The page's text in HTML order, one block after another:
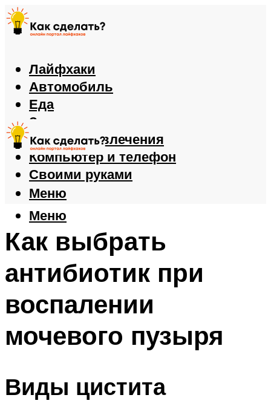
Лайфхаки
Автомобиль
Еда
Здоровье
Игры и развлечения
Компьютер и телефон
Своими руками
Меню
Меню
Как выбрать
антибиотик при
воспалении
мочевого пузыря
Виды цистита